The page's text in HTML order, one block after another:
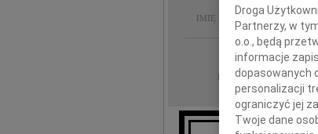
IMIĘ I NAZWISKO:
REGION: Szczecin
DATA EMISJI:
Droga
Partnerzy, w
o.o., będą
informacje
dopasowanych
personalizacji
ograniczyć jej
Twoje dane